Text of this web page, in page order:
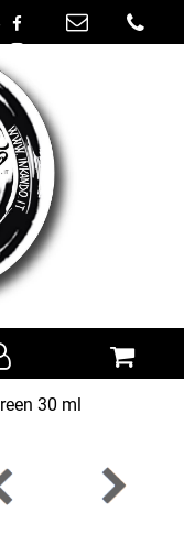
30 ml